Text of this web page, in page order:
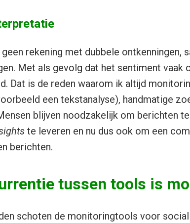
rekening met dubbele ontkenningen,
Met als gevolg dat het sentiment
Dat is de reden waarom ik altijd
een tekstanalyse), handmatige
blijven noodzakelijk om berichten
te leveren en nu dus ook om een
berichten.
tussen tools is
schoten de monitoringtools voor